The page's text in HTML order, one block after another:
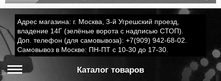
Адрес магазина: г. Москва, 3-й Угрешский проезд,
владение 14Г (зелёные ворота с надписью СТОП).
Доп. телефон (для самовывоза): +7(909) 942-68-02.
Самовывоз в Москве: ПН-ПТ с 10-30 до 17-30.
Каталог товаров